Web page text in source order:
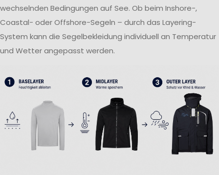
wechselnden Bedingungen auf See. Ob beim Inshore-,
Coastal- oder Offshore-Segeln – durch das Layering-
System kann die Segelbekleidung individuell an Temperatur
und Wetter angepasst werden.